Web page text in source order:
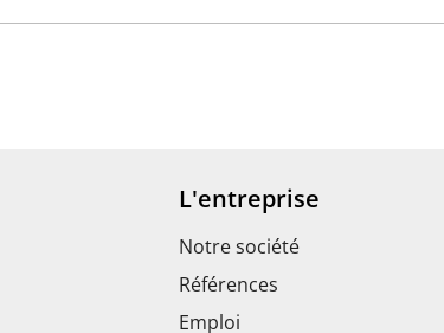
L'entreprise
Notre société
Références
Emploi